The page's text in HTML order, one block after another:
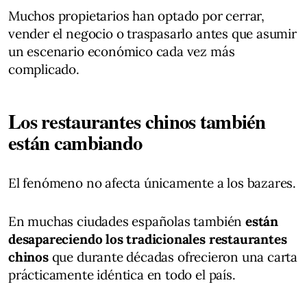
Muchos propietarios han optado por cerrar,
vender el negocio o traspasarlo antes que asumir
un escenario económico cada vez más
complicado.
Los restaurantes chinos también
están cambiando
El fenómeno no afecta únicamente a los bazares.
En muchas ciudades españolas también están
desapareciendo los tradicionales restaurantes
chinosque durante décadas ofrecieron una carta
prácticamente idéntica en todo el país.